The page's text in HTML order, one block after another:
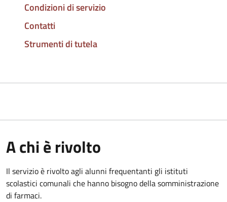
Condizioni di servizio
Contatti
Strumenti di tutela
A chi è rivolto
Il servizio è rivolto agli alunni frequentanti gli istituti
scolastici comunali che hanno bisogno della somministrazione
di farmaci.